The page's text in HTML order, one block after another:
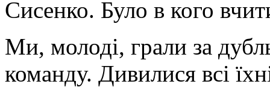
Сисенко. Було в кого
Ми, молоді, грали за
команду. Дивилися всі